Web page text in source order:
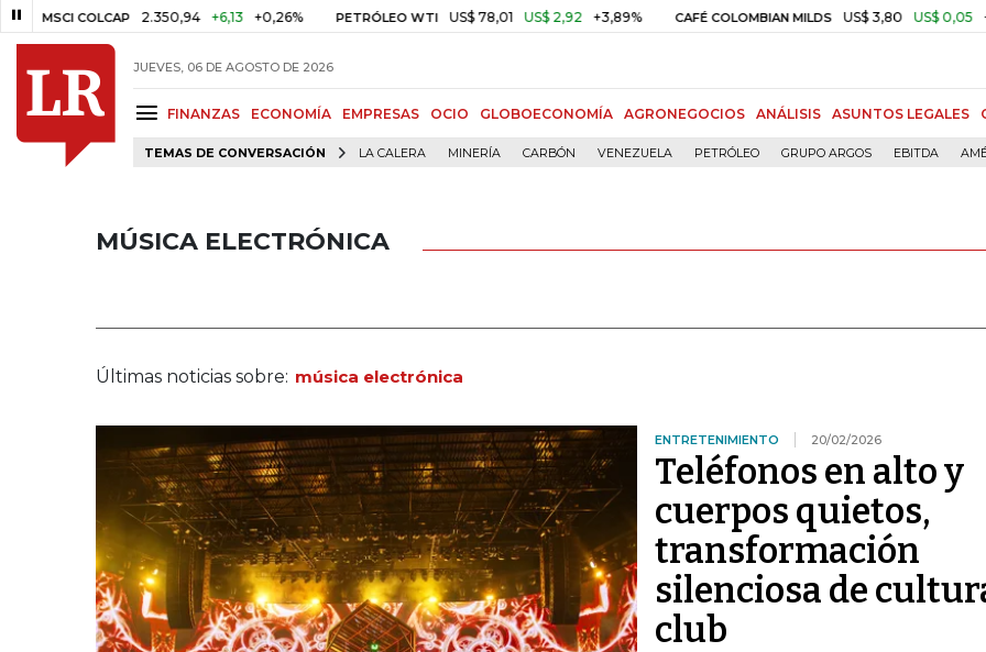
COLCAP 2.350,94 +6,13 +0,26% PETRÓLEO WTI US$ 78,01 US$ 2,92 +3,89% CAFÉ COLOMBIAN MILDS US$ 3,80 US$ 0,05 +1,40%
JUEVES, 06 DE AGOSTO DE 2026
FINANZAS ECONOMÍA EMPRESAS OCIO GLOBOECONOMÍA AGRONEGOCIOS ANÁLISIS ASUNTOS LEGALES
TEMAS DE CONVERSACIÓN LA CALERA MINERÍA CARBÓN VENEZUELA PETRÓLEO GRUPO ARGOS EBITDA
MÚSICA ELECTRÓNICA
Últimas noticias sobre: música electrónica
ENTRETENIMIENTO 20/02/2026
Teléfonos en alto y
cuerpos quietos,
transformación
silenciosa de
club